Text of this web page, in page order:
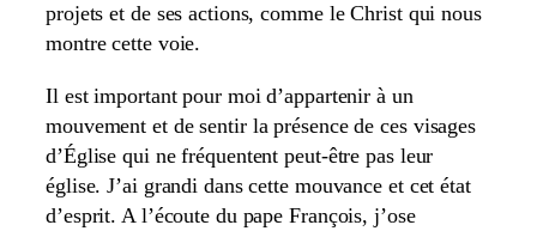
projets et de ses actions, comme le Christ qui nous
montre cette voie.
Il est important pour moi d’appartenir à un
mouvement et de sentir la présence de ces visages
d’Église qui ne fréquentent peut-être pas leur
église. J’ai grandi dans cette mouvance et cet état
d’esprit. A l’écoute du pape François, j’ose